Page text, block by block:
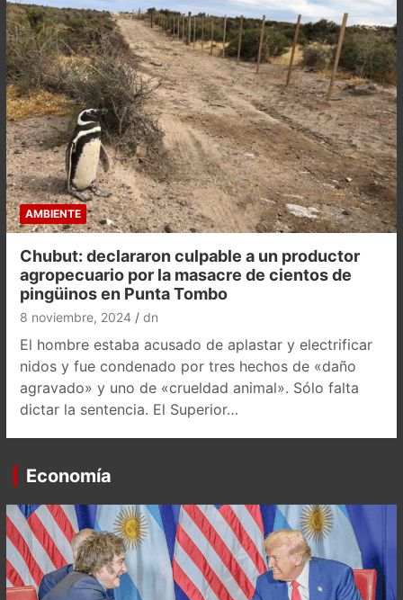
AMBIENTE
Chubut: declararon culpable a un productor
agropecuario por la masacre de cientos de
pingüinos en Punta Tombo
8 noviembre, 2024 dn
El hombre estaba acusado de aplastar y electrificar
nidos y fue condenado por tres hechos de «daño
agravado» y uno de «crueldad animal». Sólo falta
dictar la sentencia. El Superior…
Economía